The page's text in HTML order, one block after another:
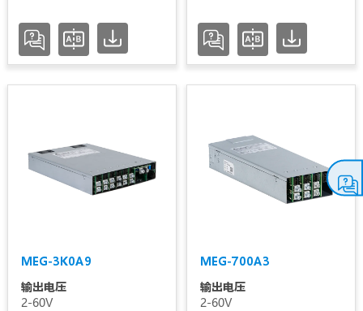
别
状
增加 / 移除选项
MEG-3K0A9
输出电压
2-60V
MEG-700A3
输出电压
2-60V